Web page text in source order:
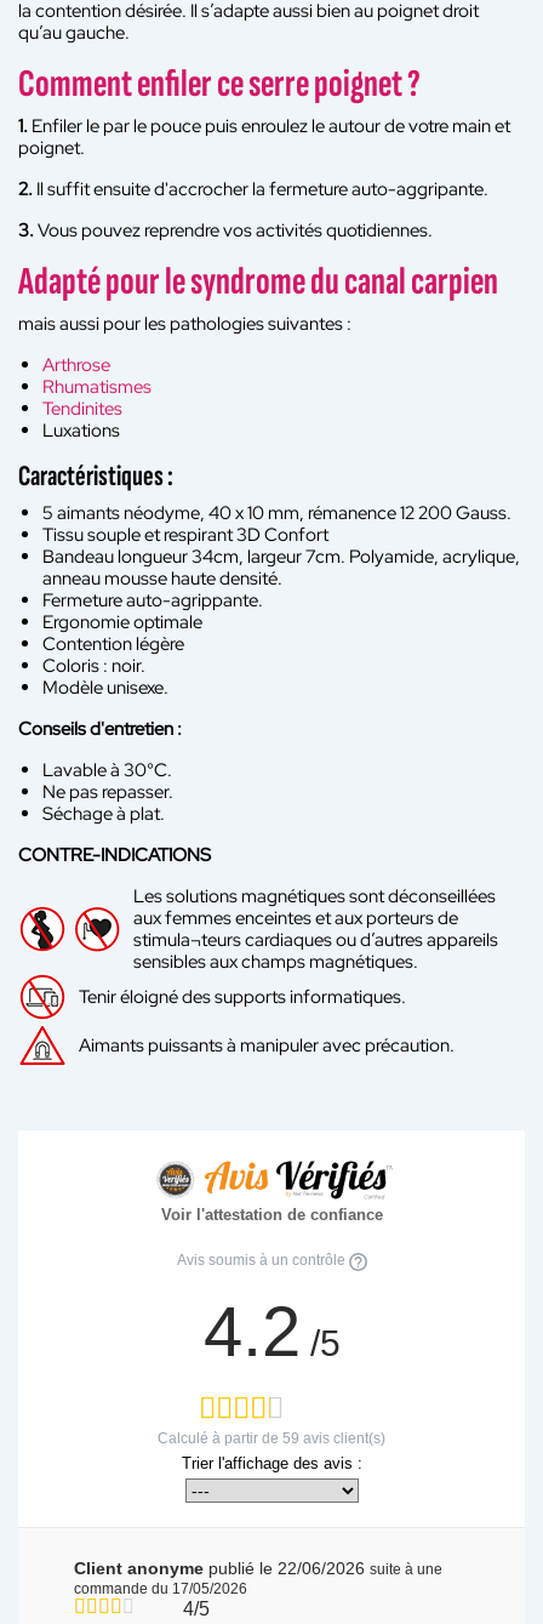
la contention désirée. Il s’adapte aussi bien au poignet droit
qu’au gauche.
Comment enfiler ce serre poignet ?
1. Enfiler le par le pouce puis enroulez le autour de votre main et
poignet.
2. Il suffit ensuite d'accrocher la fermeture auto-aggripante.
3.Vous pouvez reprendre vos activités quotidiennes.
Adapté pour le syndrome du canal carpien
mais aussi pour les pathologies suivantes :
Arthrose
Rhumatismes
Tendinites
Luxations
Caractéristiques :
5 aimants néodyme, 40 x 10 mm, rémanence 12 200 Gauss.
Tissu souple et respirant 3D Confort
Bandeau longueur 34cm, largeur 7cm. Polyamide, acrylique,
anneau mousse haute densité.
Fermeture auto-agrippante.
Ergonomie optimale
Contention légère
Coloris : noir.
Modèle unisexe.
Conseils d'entretien :
Lavable à 30°C.
Ne pas repasser.
Séchage à plat.
CONTRE-INDICATIONS
Les solutions magnétiques sont déconseillées
aux femmes enceintes et aux porteurs de
stimula¬teurs cardiaques ou d’autres appareils
sensibles aux champs magnétiques.
Tenir éloigné des supports informatiques.
Aimants puissants à manipuler avec précaution.
Voir l'attestation de confiance
Avis soumis à un contrôle
4.2 /5
Calculé à partir de 59 avis client(s)
Trier l'affichage des avis :
Client anonyme publié le 22/06/2026 suite à une
commande du 17/05/2026
4/5